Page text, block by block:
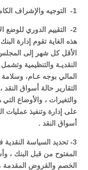
1- التوجيه والإشراف الكامل على سياسات و إدارة عمليات البنك .
2- التقييم الدوري للوضع
هذه الغاية تقوم إدارة
الأقل كل شهر إلى
النقديـة والتنظيمية
المالي بوجه عـام،
التقارير حالة أسواق
والتغيرات ، والأوضاع
على إدارة وتنفيذ عمليات
أسواق النقد .
3- تحديد السياسة
المفتوح من قبل البنك ،
الخصم والقروض المقدمة